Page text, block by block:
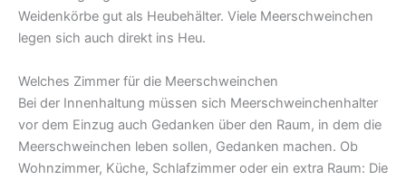
Weidenkörbe gut als Heubehälter. Viele Meerschweinchen
legen sich auch direkt ins Heu.
Welches Zimmer für die Meerschweinchen
Bei der Innenhaltung müssen sich Meerschweinchenhalter
vor dem Einzug auch Gedanken über den Raum, in dem die
Meerschweinchen leben sollen, Gedanken machen. Ob
Wohnzimmer, Küche, Schlafzimmer oder ein extra Raum: Die